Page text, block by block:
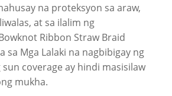
na proteksyon sa araw,
at sa ilalim ng
Ribbon Straw Braid
sa Mga Lalaki na nagbibigay ng
sun coverage ay hindi masisilaw
mukha.